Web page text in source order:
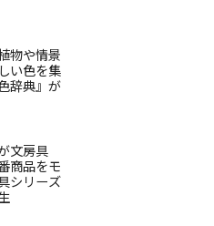
物や情景
い色を集
辞典』が
文房具
商品をモ
シリーズ